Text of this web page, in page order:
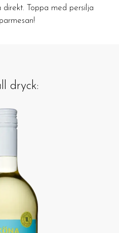
direkt. Toppa med persilja
dryck: